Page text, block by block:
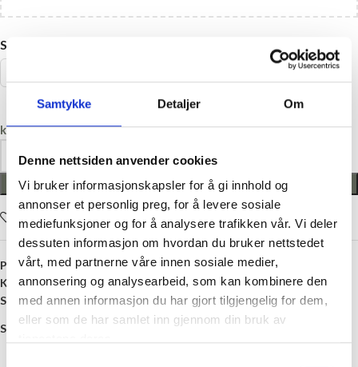
Samtykke Detaljer Om
Denne nettsiden anvender cookies
Vi bruker informasjonskapsler for å gi innhold og
annonser et personlig preg, for å levere sosiale
mediefunksjoner og for å analysere trafikken vår. Vi deler
dessuten informasjon om hvordan du bruker nettstedet
vårt, med partnerne våre innen sosiale medier,
annonsering og analysearbeid, som kan kombinere den
med annen informasjon du har gjort tilgjengelig for dem,
eller som de har samlet inn gjennom din bruk av
STØRRELSE
kr0,00
LEGG I HANDLEKURV
Legg i ønskelisten
Produktnummer:D-P54729-35-
Kategori:Bukser, Shorts og Leggings
Stikkord: Baby, Barn,Beige,Bomull,Bukse, Grønn,Gutt
Share: